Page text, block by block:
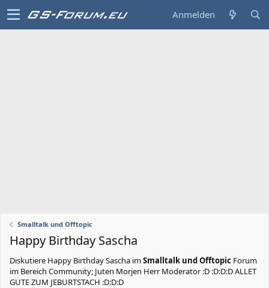
Anmelden
Smalltalk und Offtopic
Happy Birthday Sascha
Diskutiere Happy Birthday Sascha imSmalltalk und Offtopic Forum
im Bereich Community; Juten Morjen Herr Moderator :D :D:D:D ALLET
GUTE ZUM JEBURTSTACH :D:D:D